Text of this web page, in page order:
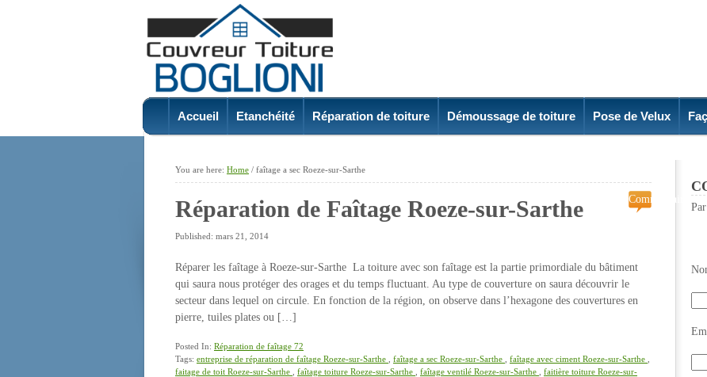
Accueil Etanchéité Réparation de toiture Démoussage de toiture Pose de Velux
You are here: Home / faîtage a sec Roeze-sur-Sarthe
Réparation de Faîtage Roeze-sur-Sarthe
Commentaires
fermés
de
Faîtage
Roeze-
Published: mars 21, 2014
Réparer les faîtage à Roeze-sur-Sarthe La toiture avec son faîtage est la partie primordiale du bâtiment
qui saura nous protéger des orages et du temps fluctuant. Au type de couverture on saura découvrir le
secteur dans lequel on circule. En fonction de la région, on observe dans l’hexagone des couvertures en
pierre, tuiles plates ou […]
Posted In: Réparation de faîtage 72
Tags: entreprise de réparation de faîtage Roeze-sur-Sarthe faîtage a sec Roeze-sur-Sarthe faîtage avec ciment Roeze-sur-Sarthe
faitage de toit Roeze-sur-Sarthe
faîtage toiture Roeze-sur-Sarthe faîtage ventilé Roeze-sur-Sarthe
faitière toiture Roeze-sur-